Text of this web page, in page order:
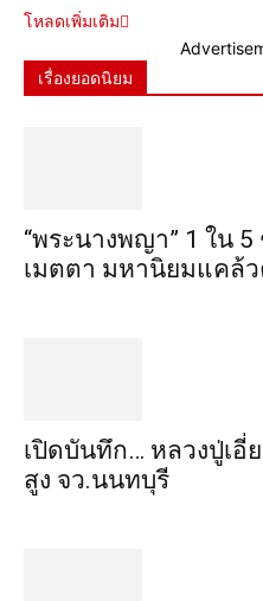
โหลดเพิ่มเติม
เรื่องยอดนิยม
“พระ​นาง​พญา” 1 ใน
เมตตา​ มหา​นิยม​แคล้
เปิดบันทึก… หลวงปู่เ
สูง​ จว.นนทบุรี